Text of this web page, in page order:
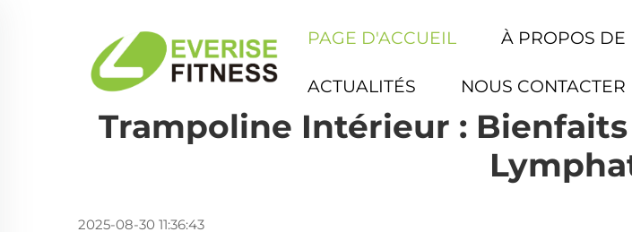
PAGE D'ACCUEIL À PROPOS DE
ACTUALITÉS NOUS CONTACTER
Trampoline Intérieur :
2025-08-30 11:36:43